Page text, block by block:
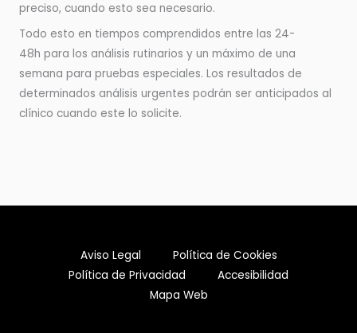
preciso, cuando esto sea necesario.
Todo esto en tiempos comprendidos entre las 24-
48h para los análisis rutinarios y un máximo de una
semana para pruebas especiales. Los resultados de
determinados análisis urgentes podrán ser anticipados al
clínico cuando este lo solicite.
Aviso Legal
Política de Cookies
Política de Privacidad
Accesibilidad
Mapa Web